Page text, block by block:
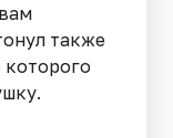
также